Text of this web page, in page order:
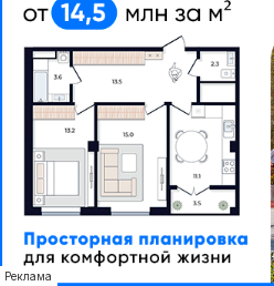
Реклама